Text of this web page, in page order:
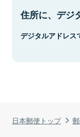
日本郵便トップ
住所に、デジ
デジタルアドレス